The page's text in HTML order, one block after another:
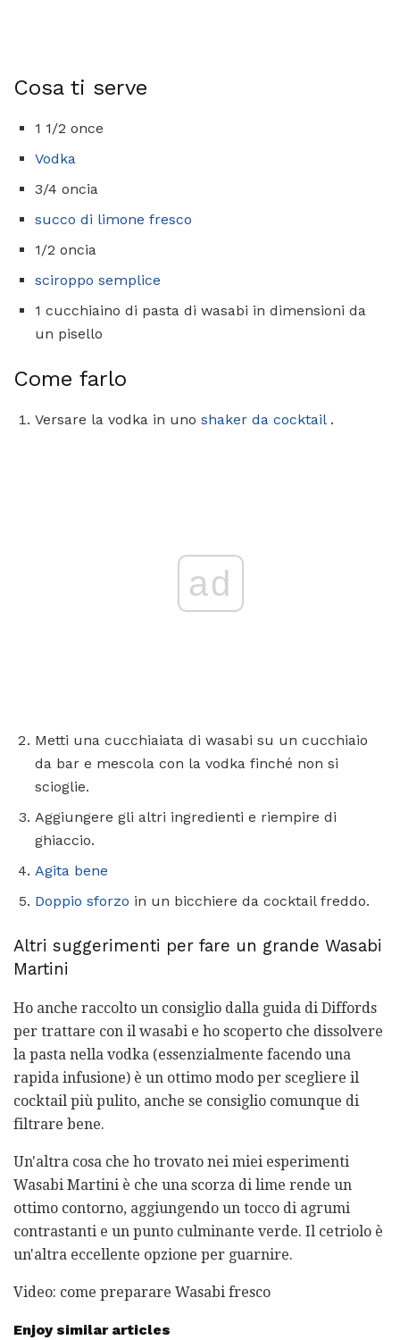
Cosa ti serve
1 1/2 once
Vodka
3/4 oncia
succo di limone fresco
1/2 oncia
sciroppo semplice
1 cucchiaino di pasta di wasabi in dimensioni da
un pisello
Come farlo
Versare la vodka in uno shaker da cocktail.
ad
Metti una cucchiaiata di wasabi su un cucchiaio
da bar e mescola con la vodka finché non si
scioglie.
Aggiungere gli altri ingredienti e riempire di
ghiaccio.
Agita bene
Doppio sforzo in un bicchiere da cocktail freddo.
Altri suggerimenti per fare un grande Wasabi
Martini
Ho anche raccolto un consiglio dalla guida di Diffords
per trattare con il wasabi e ho scoperto che dissolvere
la pasta nella vodka (essenzialmente facendo una
rapida infusione) è un ottimo modo per scegliere il
cocktail più pulito, anche se consiglio comunque di
filtrare bene.
Un'altra cosa che ho trovato nei miei esperimenti
Wasabi Martini è che una scorza di lime rende un
ottimo contorno, aggiungendo un tocco di agrumi
contrastanti e un punto culminante verde. Il cetriolo è
un'altra eccellente opzione per guarnire.
Video: come preparare Wasabi fresco
Enjoy similar articles